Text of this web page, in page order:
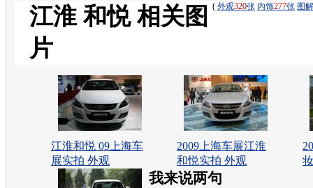
( 外观320张 内饰277张 图解
江淮 和悦 相关图
片
江淮和悦 09上海车
展实拍 外观
2009上海车展江淮
和悦实拍 外观
我来说两句